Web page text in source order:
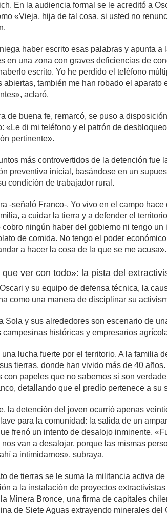
En la audiencia formal se le acreditó a
«Vieja, hija de tal cosa, si usted no
haber escrito esas palabras y apunta a
en una zona con graves deficiencias de
escrito. Yo he perdido el teléfono
abiertas, también me han robado el aparato
aclaró.
de buena fe, remarcó, se puso a
«Le di mi teléfono y el patrón de
pertinente».
más controvertidos de la detención fue
preventiva inicial, basándose en un
condición de trabajador rural.
-señaló Franco-. Yo vivo en el campo
a cuidar la tierra y a defender el
cobro ningún haber del gobierno ni tengo un
de comida. No tengo el poder
a hacer la cosa de la que se me acusa».
que ver con todo»: la pista del
y su equipo de defensa técnica, la
como una manera de disciplinar su
Sola y sus alrededores son escenario de
campesinas históricas y empresarios
lucha fuerte por el territorio. A la familia
tierras, donde han vivido más de 40
con papeles que no sabemos si son
detallando que el predio pertenece a su
la detención del joven ocurrió apenas
para la comunidad: la salida de un
frenó un intento de desalojo inminente.
van a desalojar, porque las mismas
a intimidarnos», subraya.
de tierras se le suma la militancia activa
a la instalación de proyectos
Minera Bronce, una firma de capitales
de Siete Aguas extrayendo minerales del